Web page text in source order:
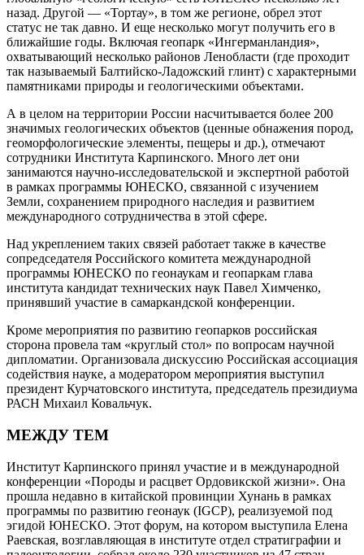
назад. Другой — «Тортау», в том же регионе, обрел этот
статус не так давно. И еще несколько могут получить его в
ближайшие годы. Включая геопарк «Ингерманландия»,
охватывающий несколько районов Ленобласти (где проходит
так называемый Балтийско-Ладожский глинт) с характерными
памятниками природы и геологическими объектами.
А в целом на территории России насчитывается более 200
значимых геологических объектов (ценные обнажения пород,
геоморфологические элементы, пещеры и др.), отмечают
сотрудники Института Карпинского. Много лет они
занимаются научно-исследовательской и экспертной работой
в рамках программы ЮНЕСКО, связанной с изучением
Земли, сохранением природного наследия и развитием
международного сотрудничества в этой сфере.
Над укреплением таких связей работает также в качестве
сопредседателя Российского комитета международной
программы ­ЮНЕСКО по геонаукам и геопаркам глава
института кандидат технических наук Павел Химченко,
принявший участие в самаркандской конференции.
Кроме мероприятия по развитию геопарков российская
сторона провела там «круглый стол» по вопросам научной
дипломатии. Организовала дискуссию Российская ассоциация
содействия науке, а модератором мероприятия выступил
президент Курчатовского института, председатель президиума
РАСН Михаил Ковальчук.
МЕЖДУ ТЕМ
Институт Карпинского принял участие и в международной
конференции «Породы и расцвет Ордовикской жизни». Она
прошла недавно в китайской провинции Хунань в рамках
программы по развитию гео­наук (IGCP), реализуемой под
эгидой ЮНЕСКО. Этот форум, на котором выступила Елена
Раевская, возглавляющая в институте отдел стратиграфии и